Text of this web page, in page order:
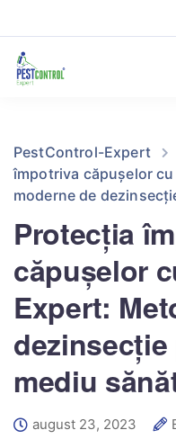
PestControl-Expert
împotriva căpușelor
moderne de
Protecția
căpușelor
Expert:
mediu
august 23, 2023